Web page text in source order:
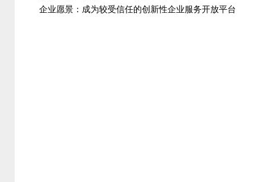
企业愿景：成为较受信任的创新性企业服务开放平台